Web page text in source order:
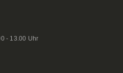
- 13.00 Uhr